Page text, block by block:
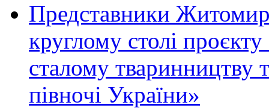
Представники
круглому столі
сталому тваринництву
півночі України»